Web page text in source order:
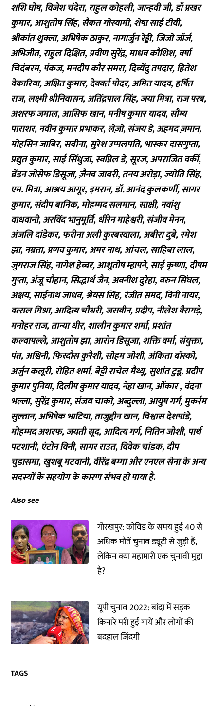
शशि घोष, विजेश चंदेरा, राहुल कोहली, जान्हवी जी, डॉ प्रखर
कुमार, आशुतोष सिंह, सैकत गोस्वामी, शेषा साई टीवी,
श्रीकांत शुक्ला, अभिषेक ठाकुर, नागार्जुन रेड्डी, जिजो जॉर्ज,
अभिजीत, राहुल दिक्षित, प्रवीण सुरेंद्र, माधव कौशिश, वर्षा
चिदंबरम, पंकज, मनदीप कौर समरा, दिब्येंदु तपदार, हितेश
वेकारिया, अक्षित कुमार, देववर्त पोदर, अमित यादव, हर्षित
राज, लक्ष्मी श्रीनिवासन, अतिंद्रपाल सिंह, जया मित्रा, राज परब,
अशरफ जमाल, आसिफ खान, मनीष कुमार यादव, सौम्य
पाराशर, नवीन कुमार प्रभाकर, लेज़ो, संजय डे, अहमद ज़मान,
मोहसिन जाबिर, सबीना, सुरेश उप्पलपति, भास्कर दासगुप्ता,
प्रद्युत कुमार, साई सिंधुजा, स्वप्निल डे, सूरज, अपराजित वर्की,
ब्रेंडन जोसेफ डिसूजा, ज़ैनब जाबरी, तनय अरोड़ा, ज्योति सिंह,
एम. मित्रा, आश्रय आगूर, इमरान, डॉ. आनंद कुलकर्णी, सागर
कुमार, संदीप बानिक, मोहम्मद सलमान, साक्षी, नवांशु
वाधवानी, अरविंद भानुमूर्ति, धीरेन माहेश्वरी, संजीव मेनन,
अंजलि दांडेकर, फरीना अली कुरबरवाला, अबीरा दुबे, रमेश
झा, नम्रता, प्रणव कुमार, अमर नाथ, आंचल, साहिबा लाल,
जुगराज सिंह, नागेश हेब्बर, आशुतोष म्हापने, साई कृष्णा, दीपम
गुप्ता, अंजू चौहान, सिद्धार्थ जैन, अवनीश दुरेहा, वरुन सिंघल,
अक्षय, साईनाथ जाधव, श्रेयस सिंह, रंजीत समद, विनी नायर,
वत्सल मिश्रा, आदित्य चौधरी, जसवीन, प्रदीप, नीलेश वैरागड़े,
मनोहर राज, तान्या धीर, शालीन कुमार शर्मा, प्रशांत
कल्वापल्ले, आशुतोष झा, आरोन डिसूजा, शक्ति वर्मा, संयुक्ता,
पंत, अश्विनी, फिरदौस कुरैशी, सोहम जोशी, अंकिता बॉस्को,
अर्जुन कलूरी, रोहित शर्मा, बेट्टी राचेल मैथ्यू, सुशांत टुडू, प्रदीप
कुमार पुनिया, दिलीप कुमार यादव, नेहा खान, ओंकार , वंदना
भल्ला, सुरेंद्र कुमार, संजय चाको, अब्दुल्ला, आयुष गर्ग, मुकर्रम
सुल्तान, अभिषेक भाटिया, ताजुद्दीन खान, विश्वास देशपांडे,
मोहम्मद अशरफ, जयती सूद, आदित्य गर्ग, नितिन जोशी, पार्थ
पटशानी, एंटोन विनी, सागर राउत, विवेक चांडक, दीप
चुडासमा, खुशबू मटवानी, वीरेंद्र बग्गा और एनएल सेना के अन्य
सदस्यों के सहयोग के कारण संभव हो पाया है.
Also see
गोरखपुर: कोविड के समय हुईं 40 से
अधिक मौतें चुनाव ड्यूटी से जुड़ी हैं,
लेकिन क्या महामारी एक चुनावी मुद्दा
है?
यूपी चुनाव 2022: बांदा में सड़क
किनारे मरी हुई गायें और लोगों की
बदहाल जिंदगी
TAGS